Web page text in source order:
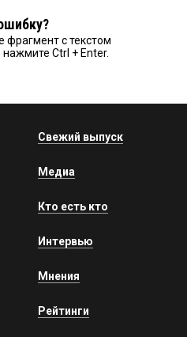
фрагмент с текстом
Ctrl + Enter.
Свежий выпуск
Медиа
Кто есть кто
Интервью
Мнения
Рейтинги